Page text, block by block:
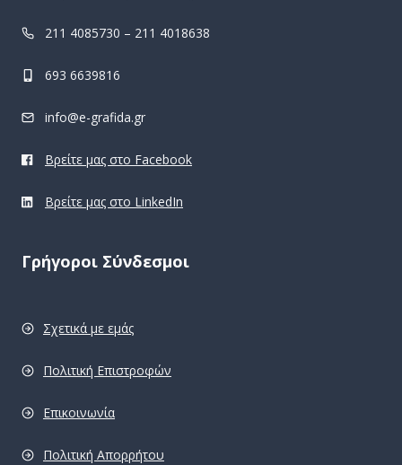
211 4085730 – 211 4018638
693 6639816
info@e-grafida.gr
Βρείτε μας στο Facebook
Βρείτε μας στο LinkedIn
Γρήγοροι Σύνδεσμοι
Σχετικά με εμάς
Πολιτική Επιστροφών
Επικοινωνία
Πολιτική Απορρήτου